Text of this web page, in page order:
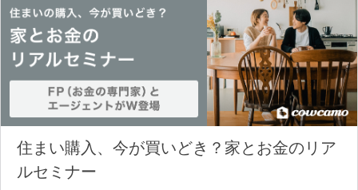
住まい購入、今が買いどき？家とお金のリア
ルセミナー